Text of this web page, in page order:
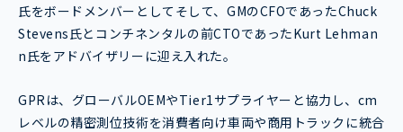
氏をボードメンバーとしてそして、GMのCFOであったChuck
Stevens氏とコンチネンタルの前CTOであったKurt Lehman
n氏をアドバイザリーに迎え入れた。
GPRは、グローバルOEMやTier1サプライヤーと協力し、cm
レベルの精密測位技術を消費者向け車両や商用トラックに統合